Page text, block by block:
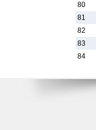
80
81
82
83
84